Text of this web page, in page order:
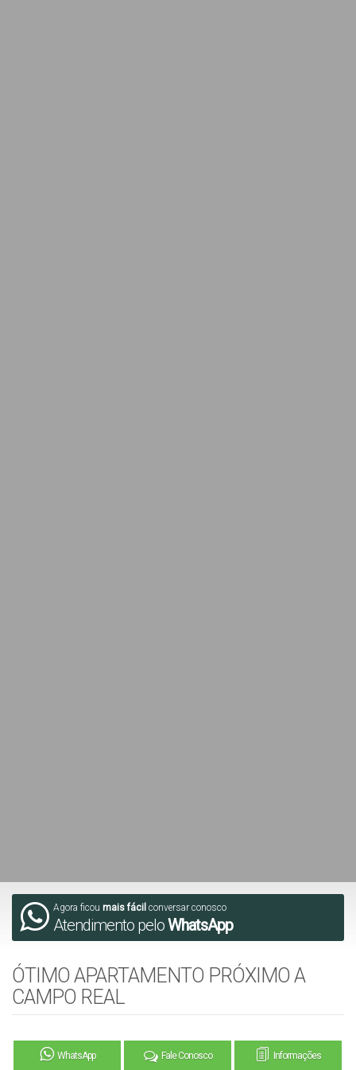
Agora ficou mais fácil conversar conosco
Atendimento peloWhatsApp
ÓTIMO APARTAMENTO PRÓXIMO A
CAMPO REAL
WhatsApp Fale Conosco Informações